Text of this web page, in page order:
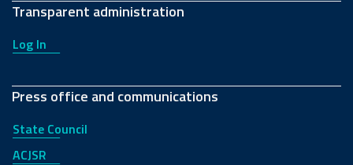
Transparent administration
Log In
Press office and communications
State Council
ACJSR